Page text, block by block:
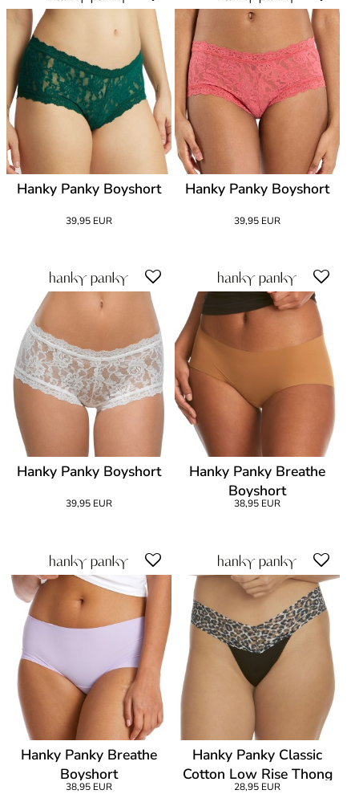
Hanky Panky Boyshort
39,95 EUR
Hanky Panky Boyshort
39,95 EUR
Hanky Panky Boyshort
39,95 EUR
Hanky Panky Breathe
Boyshort
38,95 EUR
Hanky Panky Breathe
Boyshort
38,95 EUR
Hanky Panky Classic
Cotton Low Rise Thong
28,95 EUR